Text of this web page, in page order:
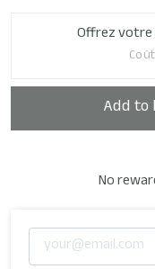
Offrez votre
Add
No